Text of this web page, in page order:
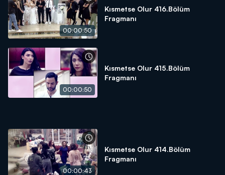
00:00:50
Kısmetse Olur 416.Bölüm
Fragmanı
00:00:50
Kısmetse Olur 415.Bölüm
Fragmanı
00:00:43
Kısmetse Olur 414.Bölüm
Fragmanı